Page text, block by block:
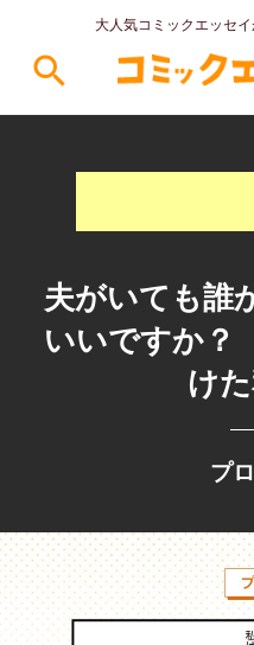
大人気コミックエッセ
search
夫がいても誰
いいですか
け
プ